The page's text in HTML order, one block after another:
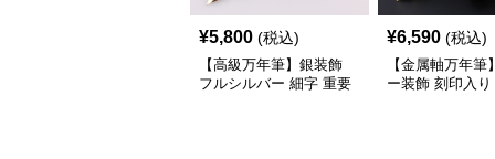
¥5,800 (税込)
【高級万年筆】銀装飾
フルシルバー 細字 重要
¥6,590 (税込)
【金属軸万年筆
ー装飾 刻印入